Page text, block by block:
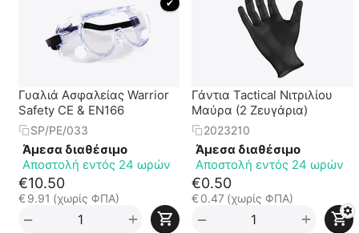
✔
Γυαλιά Ασφαλείας Warrior
Safety CE & EN166
SP/PE/033
Άμεσα διαθέσιμο
Αποστολή εντός 24 ωρών
€10.50
€ 9.91 (χωρίς ΦΠΑ)
+
−
Γάντια Tactical Νιτριλίου
Μαύρα (2 Ζευγάρια)
2023210
Άμεσα διαθέσιμο
Αποστολή εντός 24 ωρών
€0.50
€0.47 (χωρίς ΦΠΑ)
+
−